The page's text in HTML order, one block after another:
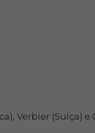
Verbier (Suíça) e